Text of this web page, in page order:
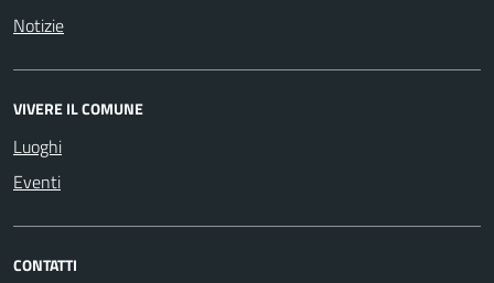
Notizie
VIVERE IL COMUNE
Luoghi
Eventi
CONTATTI